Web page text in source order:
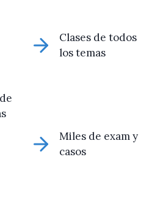
Clases de todos
los temas
Miles de exam y
casos